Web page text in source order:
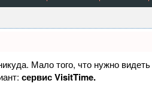
Мало того, что нужно
сервис VisitTime.